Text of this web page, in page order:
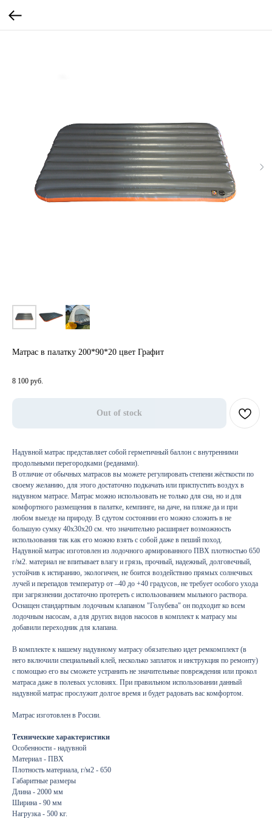
Матрас в палатку 200*90*20 цвет Графит
8 100 руб.
Out of stock
Надувной матрас представляет собой герметичный баллон с внутренними
продольными перегородками (реданами).
В отличие от обычных матрасов вы можете регулировать степени жёсткости по
своему желанию, для этого достаточно подкачать или приспустить воздух в
надувном матрасе. Матрас можно использовать не только для сна, но и для
комфортного размещения в палатке, кемпинге, на даче, на пляже да и при
любом выезде на природу. В сдутом состоянии его можно сложить в не
большую сумку 40х30х20 см. что значительно расширяет возможность
использования так как его можно взять с собой даже в пеший поход.
Надувной матрас изготовлен из лодочного армированного ПВХ плотностью 650
г/м2. материал не впитывает влагу и грязь, прочный, надежный, долговечный,
устойчив к истиранию, экологичен, не боится воздействию прямых солнечных
лучей и перепадов температур от –40 до +40 градусов, не требует особого ухода
при загрязнении достаточно протереть с использованием мыльного раствора.
Оснащен стандартным лодочным клапаном "Голубева" он подходит ко всем
лодочным насосам, а для других видов насосов в комплект к матрасу мы
добавили переходник для клапана.
В комплекте к нашему надувному матрасу обязательно идет ремкомплект (в
него включили специальный клей, несколько заплаток и инструкция по ремонту)
с помощью его вы сможете устранить не значительные повреждения или прокол
матраса даже в полевых условиях. При правильном использовании данный
надувной матрас прослужит долгое время и будет радовать вас комфортом.
Матрас изготовлен в России.
Технические характеристики
Особенности - надувной
Материал - ПВХ
Плотность материала, г/м2 - 650
Габаритные размеры
Длина - 2000 мм
Ширина - 90 мм
Нагрузка - 500 кг.